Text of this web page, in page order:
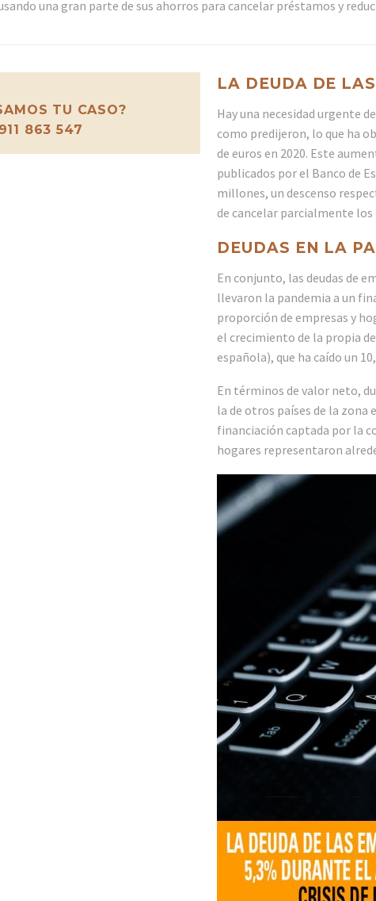
una gran parte de sus ahorros para cancelar préstamos y
TU CASO?
911 863 547
LA DEUDA DE
Hay una necesidad urgente
como predijeron, lo que ha
de euros en 2020. Este
publicados por el Banco de
millones, un descenso
de cancelar parcialmente
DEUDAS EN LA
En conjunto, las deudas de
llevaron la pandemia a un
proporción de empresas y
el crecimiento de la propia
española), que ha caído un
En términos de valor neto,
la de otros países de la zona
financiación captada por la
hogares representaron